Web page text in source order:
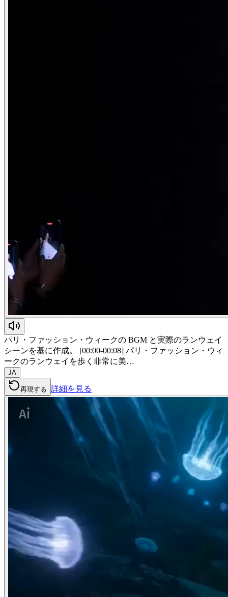
パリ・ファッション・ウィークの BGM と実際のランウェイ
シーンを基に作成。 [00:00-00:08] パリ・ファッション・ウィ
ークのランウェイを歩く非常に美…
JA
再現する 詳細を見る